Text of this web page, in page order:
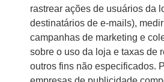
rastrear ações de usuários da
destinatários de e-mails),
campanhas de marketing e
sobre o uso da loja e taxas de
outros fins não especificados.